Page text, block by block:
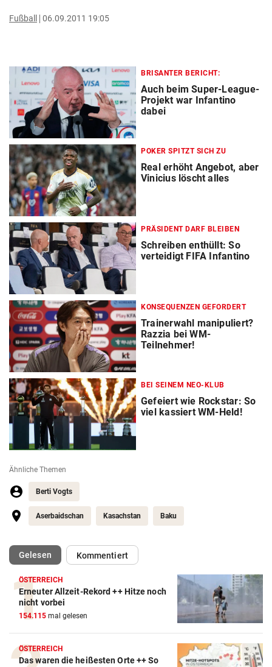
Fußball 06.09.2011 19:05
BRISANTER BERICHT:
Auch beim Super-League-
Projekt war Infantino
dabei
POKER SPITZT SICH ZU
Real erhöht Angebot, aber
Vinicius löscht alles
PRÄSIDENT DARF BLEIBEN
Schreiben enthüllt: So
verteidigt FIFA Infantino
KONSEQUENZEN GEFORDERT
Trainerwahl manipuliert?
Razzia bei WM-
Teilnehmer!
BEI SEINEM NEO-KLUB
Gefeiert wie Rockstar: So
viel kassiert WM-Held!
Ähnliche Themen
Berti Vogts
Aserbaidschan Kasachstan Baku
Gelesen(ausgewählt)Kommentiert
ÖSTERREICH
Erneuter Allzeit-Rekord ++ Hitze noch
nicht vorbei
154.115 mal gelesen
ÖSTERREICH
Das waren die heißesten Orte ++ So
Action-Cam Vergleich
ZUM VERGLEICH
Crosstrainer Vergleich
ZUM VERGLEICH